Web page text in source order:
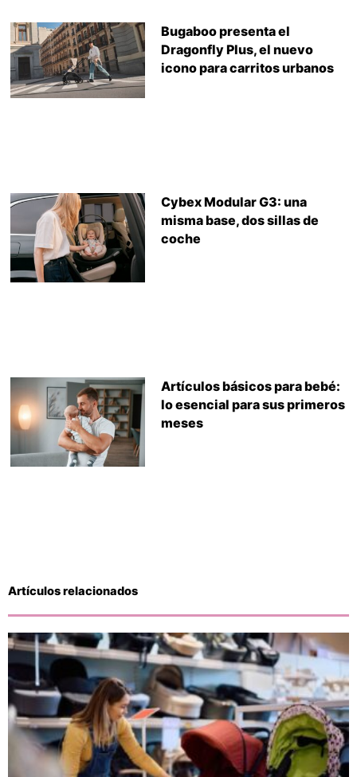
Bugaboo presenta el
Dragonfly Plus, el nuevo
icono para carritos urbanos
Cybex Modular G3: una
misma base, dos sillas de
coche
Artículos básicos para bebé:
lo esencial para sus primeros
meses
Artículos relacionados